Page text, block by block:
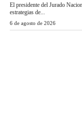
El presidente del Jurado
estrategias de...
6 de agosto de 2026